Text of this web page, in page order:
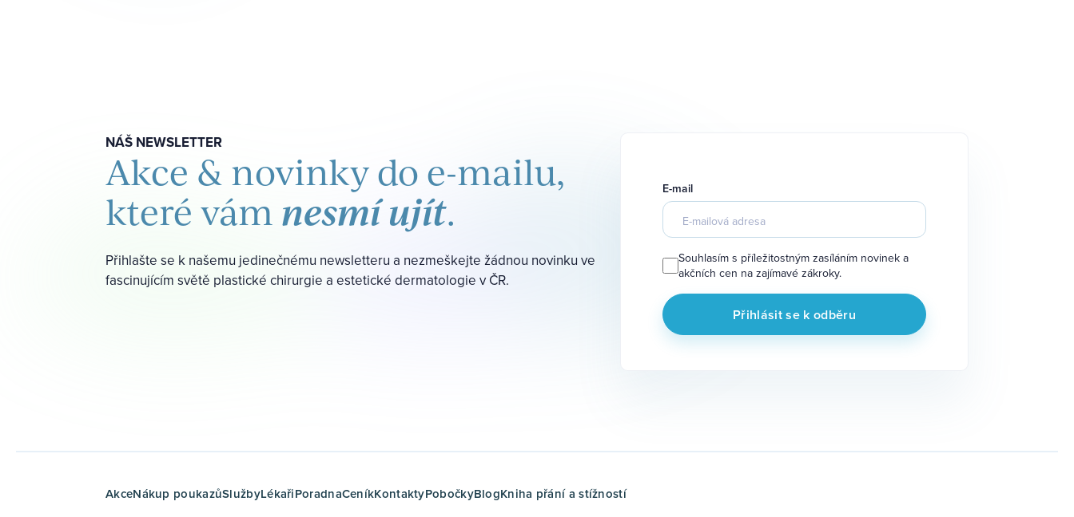
NÁŠ NEWSLETTER
Akce & novinky do e-mailu,
které vám nesmí ujít.
Přihlašte se k našemu jedinečnému newsletteru a nezmeškejte žádnou novinku ve
fascinujícím světě plastické chirurgie a estetické dermatologie v ČR.
E-mail
Souhlasím s příležitostným zasíláním novinek a
akčních cen na zajímavé zákroky.
AkceNákup poukazůSlužbyLékařiPoradnaCeníkKontaktyPobočkyBlogKniha přání a stížností